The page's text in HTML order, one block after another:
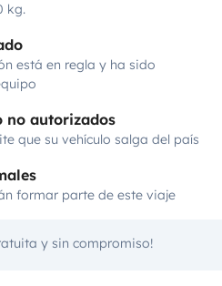
kg.
está en regla y ha sido
no autorizados
que su vehículo salga del país
formar parte de este viaje
y sin compromiso!